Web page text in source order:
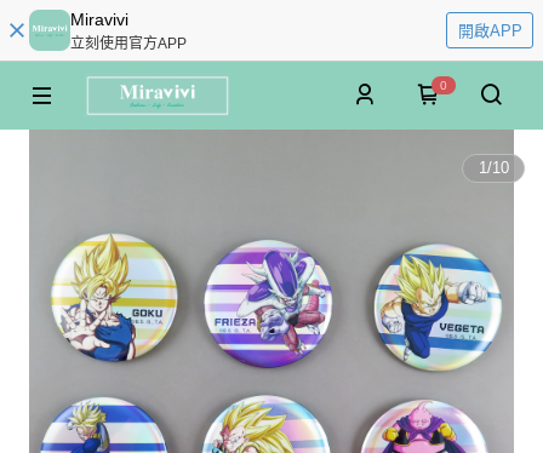
Miravivi
立刻使用官方APP
開啟APP
0
1/10